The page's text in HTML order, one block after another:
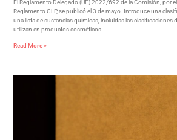
El Reglamento Delegado (UE) 2022/692 de la Comisión, por
Reglamento CLP, se publicó el 3 de mayo. Introduce una
una lista de sustancias químicas, incluidas las clasificaciones
utilizan en productos cosméticos.
Read More »